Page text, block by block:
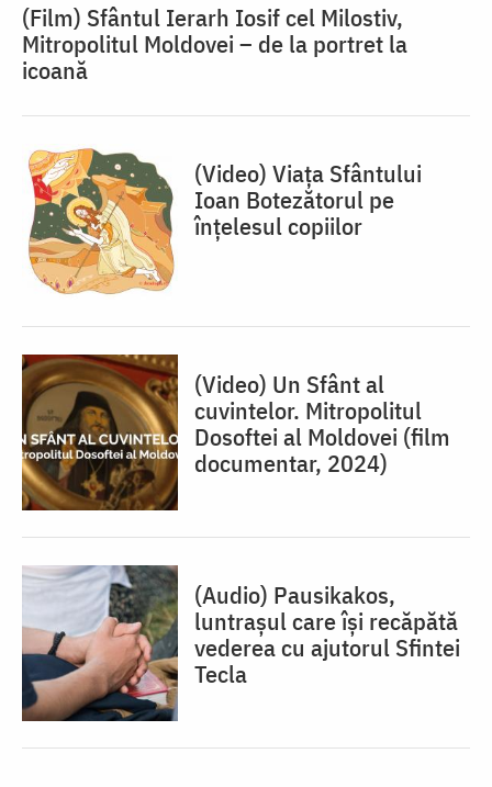
(Film) Sfântul Ierarh Iosif cel Milostiv,
Mitropolitul Moldovei – de la portret la
icoană
(Video) Viața Sfântului
Ioan Botezătorul pe
înțelesul copiilor
(Video) Un Sfânt al
cuvintelor. Mitropolitul
Dosoftei al Moldovei (film
documentar, 2024)
(Audio) Pausikakos,
luntraşul care îşi recăpătă
vederea cu ajutorul Sfintei
Tecla